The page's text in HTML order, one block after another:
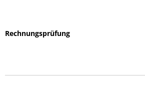
Rechnungsprüfung